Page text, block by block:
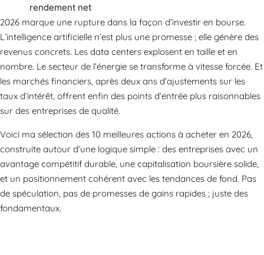
rendement net
2026 marque une rupture dans la façon d’investir en bourse.
L’intelligence artificielle n’est plus une promesse ; elle génère des
revenus concrets. Les data centers explosent en taille et en
nombre. Le secteur de l’énergie se transforme à vitesse forcée. Et
les marchés financiers, après deux ans d’ajustements sur les
taux d’intérêt, offrent enfin des points d’entrée plus raisonnables
sur des entreprises de qualité.
Voici ma sélection des 10 meilleures actions à acheter en 2026,
construite autour d’une logique simple : des entreprises avec un
avantage compétitif durable, une capitalisation boursière solide,
et un positionnement cohérent avec les tendances de fond. Pas
de spéculation, pas de promesses de gains rapides ; juste des
fondamentaux.